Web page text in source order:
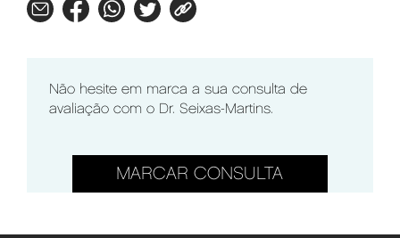
Não hesite em marca a sua consulta de
avaliação com o Dr. Seixas-Martins.
MARCAR CONSULTA